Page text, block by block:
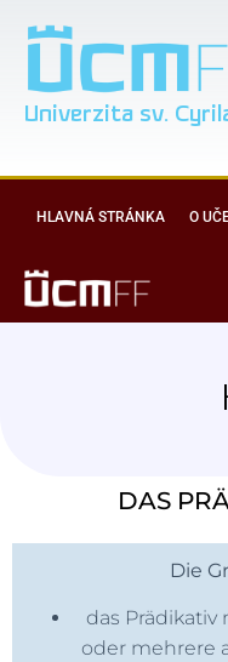
Univerzita sv.
HLAVNÁ STRÁNKA O
DAS
Die
das Prädikativ
oder mehrere